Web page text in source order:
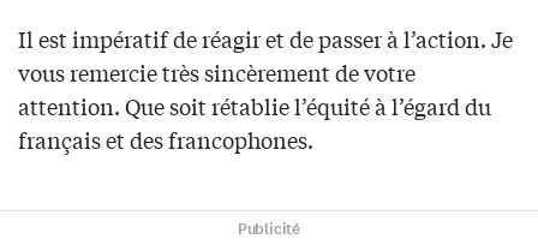
Il est impératif de réagir et de passer à l’action. Je
vous remercie très sincèrement de votre
attention. Que soit rétablie l’équité à l’égard du
français et des francophones.
Publicité